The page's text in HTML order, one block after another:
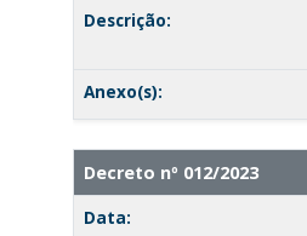
Descrição:
Anexo(s):
Decreto nº 012/2023
Data: